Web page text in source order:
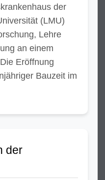
der
(LMU)
Lehre
an einem
Eröffnung
Bauzeit im
der